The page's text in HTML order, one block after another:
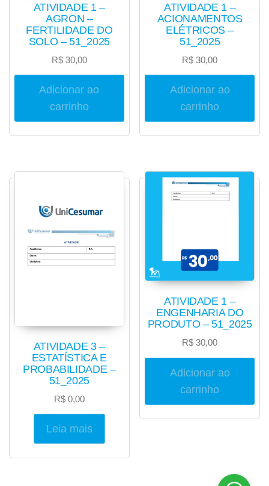
ATIVIDADE 1 –
AGRON –
FERTILIDADE DO
SOLO – 51_2025
R$30,00
Adicionar ao
carrinho
ATIVIDADE 1 –
ACIONAMENTOS
ELÉTRICOS –
51_2025
R$ 30,00
Adicionar ao
carrinho
ATIVIDADE 3 –
ESTATÍSTICA E
PROBABILIDADE –
51_2025
R$0,00
Leia mais
ATIVIDADE 1 –
ENGENHARIA DO
PRODUTO – 51_2025
R$ 30,00
Adicionar ao
carrinho